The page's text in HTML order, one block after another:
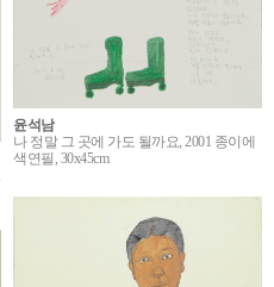
윤석남
나 정말 그 곳에 가도 될까요, 2001 종이에
색연필, 30x45cm